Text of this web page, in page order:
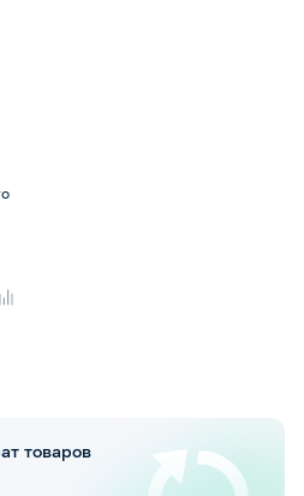
товаров